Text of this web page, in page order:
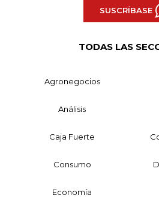
SUSCRÍBASE
TODAS LAS
Agronegocios
Análisis
Caja Fuerte
Consumo
Economía